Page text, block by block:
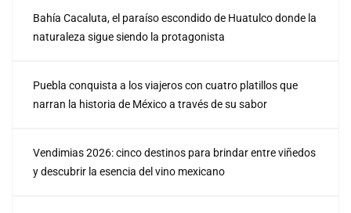
Bahía Cacaluta, el paraíso escondido de Huatulco donde la
naturaleza sigue siendo la protagonista
Puebla conquista a los viajeros con cuatro platillos que
narran la historia de México a través de su sabor
Vendimias 2026: cinco destinos para brindar entre viñedos
y descubrir la esencia del vino mexicano